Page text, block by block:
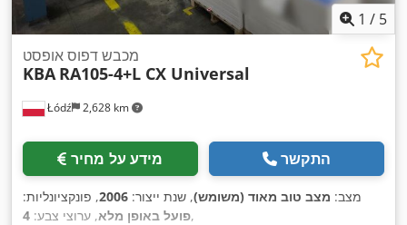
1 / 5
Łódź 2,628 km
מכבש דפוס אופסט
KBA RA105-4+L CX Universal
מידע על מחיר התקשר
מצב: מצב טוב מאוד (משומש), שנת ייצור: 2006, פונקציונליות:
פועל באופן מלא, ערוצי צבע: 4 ,